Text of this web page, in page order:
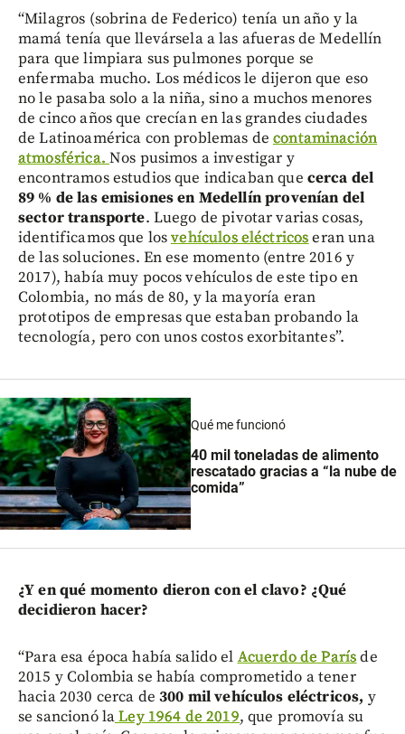
“Milagros (sobrina de Federico) tenía un año y la
mamá tenía que llevársela a las afueras de Medellín
para que limpiara sus pulmones porque se
enfermaba mucho. Los médicos le dijeron que eso
no le pasaba solo a la niña, sino a muchos menores
de cinco años que crecían en las grandes ciudades
de Latinoamérica con problemas decontaminación
atmosférica. Nos pusimos a investigar y
encontramos estudios que indicaban que cerca del
89 % de las emisiones en Medellín provenían del
sector transporte. Luego de pivotar varias cosas,
identificamos que losvehículos eléctricoseran una
de las soluciones. En ese momento (entre 2016 y
2017), había muy pocos vehículos de este tipo en
Colombia, no más de 80, y la mayoría eran
prototipos de empresas que estaban probando la
tecnología, pero con unos costos exorbitantes”.
Qué me funcionó
40 mil toneladas de alimento
rescatado gracias a “la nube de
comida”
¿Y en qué momento dieron con el clavo? ¿Qué
decidieron hacer?
“Para esa época había salido el Acuerdo de Parísde
2015 y Colombia se había comprometido a tener
hacia 2030 cerca de 300 mil vehículos eléctricos, y
se sancionó laLey 1964 de 2019, que promovía su